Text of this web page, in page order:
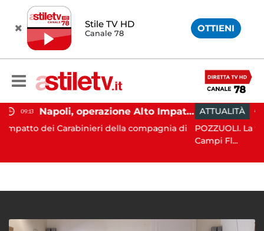
Stile TV HD
Canale 78 OTTIENI
Napoli, operazione Alto Impatto: trovate 252 dosi di droga
della compagnia di
ATTUALITÀ 11:05
POZZUOLI. La terra è tornata a